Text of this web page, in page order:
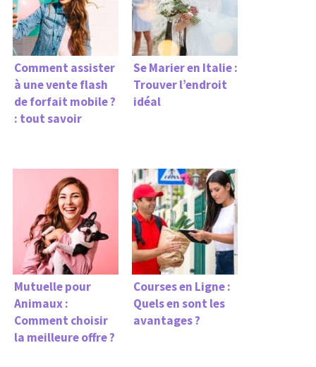
Comment assister
à une vente flash
de forfait mobile ?
: tout savoir
Se Marier en Italie :
Trouver l’endroit
idéal
Mutuelle pour
Animaux :
Comment choisir
la meilleure offre ?
Courses en Ligne :
Quels en sont les
avantages ?